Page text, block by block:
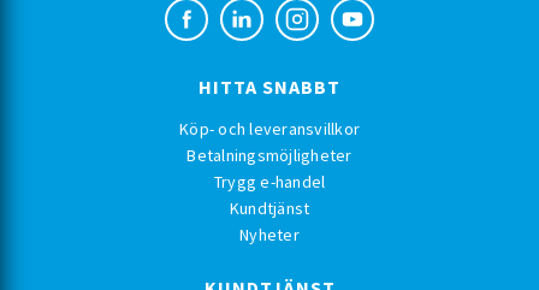
HITTA SNABBT
Köp- och leveransvillkor
Betalningsmöjligheter
Trygg e-handel
Kundtjänst
Nyheter